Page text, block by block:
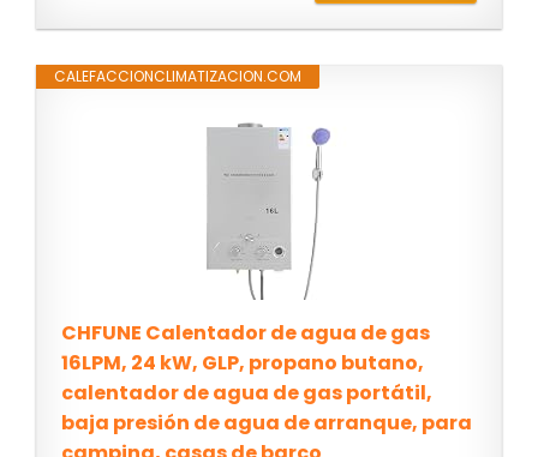
CALEFACCIONCLIMATIZACION.COM
CHFUNE Calentador de agua de gas
16LPM, 24 kW, GLP, propano butano,
calentador de agua de gas portátil,
baja presión de agua de arranque, para